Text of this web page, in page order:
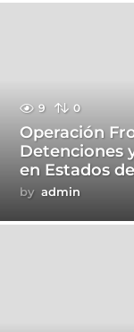
9 0
Operación
Detenciones
en Estados
by admin